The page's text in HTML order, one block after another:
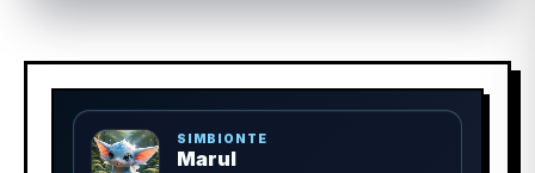
SIMBIONTE
Marul